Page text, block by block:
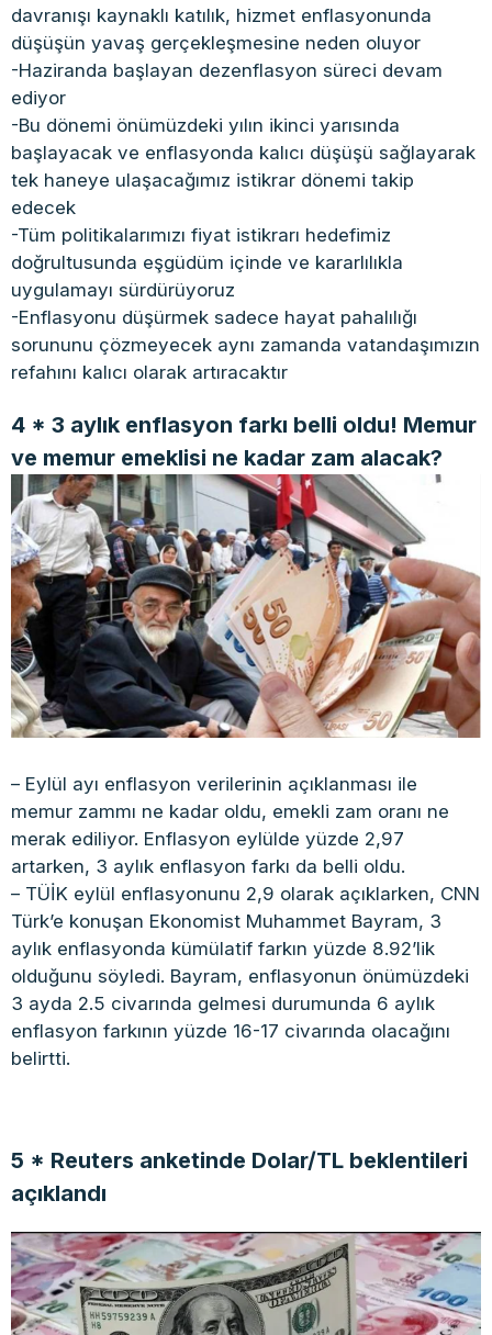
davranışı kaynaklı katılık, hizmet enflasyonunda
düşüşün yavaş gerçekleşmesine neden oluyor
-Haziranda başlayan dezenflasyon süreci devam
ediyor
-Bu dönemi önümüzdeki yılın ikinci yarısında
başlayacak ve enflasyonda kalıcı düşüşü sağlayarak
tek haneye ulaşacağımız istikrar dönemi takip
edecek
-Tüm politikalarımızı fiyat istikrarı hedefimiz
doğrultusunda eşgüdüm içinde ve kararlılıkla
uygulamayı sürdürüyoruz
-Enflasyonu düşürmek sadece hayat pahalılığı
sorununu çözmeyecek aynı zamanda vatandaşımızın
refahını kalıcı olarak artıracaktır
4 * 3 aylık enflasyon farkı belli oldu! Memur
ve memur emeklisi ne kadar zam alacak?
– Eylül ayı enflasyon verilerinin açıklanması ile
memur zammı ne kadar oldu, emekli zam oranı ne
merak ediliyor. Enflasyon eylülde yüzde 2,97
artarken, 3 aylık enflasyon farkı da belli oldu.
– TÜİK eylül enflasyonunu 2,9 olarak açıklarken, CNN
Türk’e konuşan Ekonomist Muhammet Bayram, 3
aylık enflasyonda kümülatif farkın yüzde 8.92’lik
olduğunu söyledi. Bayram, enflasyonun önümüzdeki
3 ayda 2.5 civarında gelmesi durumunda 6 aylık
enflasyon farkının yüzde 16-17 civarında olacağını
belirtti.
5 * Reuters anketinde Dolar/TL beklentileri
açıklandı